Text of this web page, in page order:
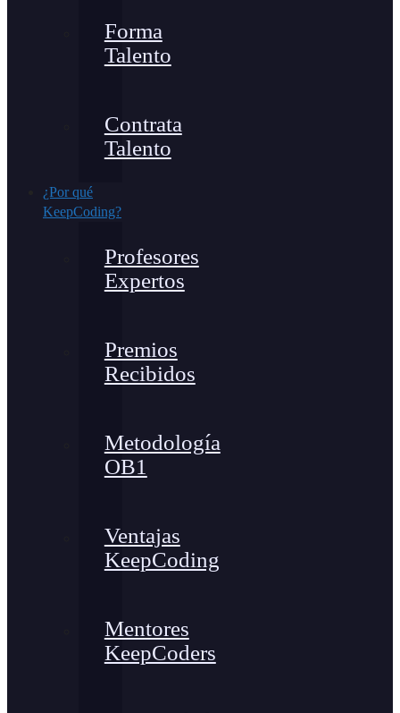
Forma
Talento
Contrata
Talento
¿Por qué
KeepCoding?
Profesores
Expertos
Premios
Recibidos
Metodología
OB1
Ventajas
KeepCoding
Mentores
KeepCoders